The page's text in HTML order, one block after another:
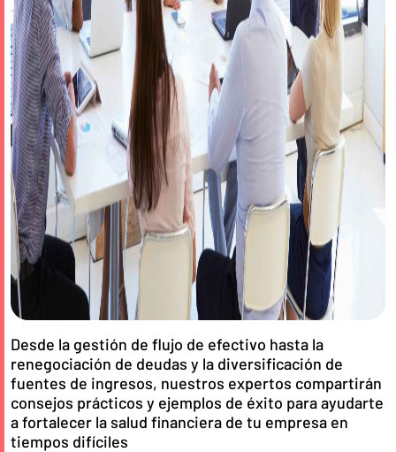
Desde la gestión de flujo de efectivo hasta la
renegociación de deudas y la diversificación de
fuentes de ingresos, nuestros expertos compartirán
consejos prácticos y ejemplos de éxito para ayudarte
a fortalecer la salud financiera de tu empresa en
tiempos difíciles